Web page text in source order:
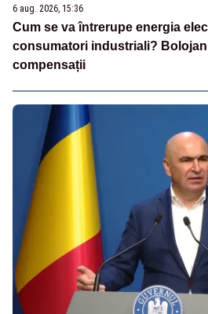
6 aug. 2026, 15:36
Cum se va întrerupe energia
consumatori industriali?
compensații